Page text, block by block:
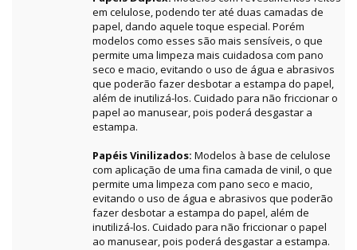
em celulose, podendo ter até duas camadas de
papel, dando aquele toque especial. Porém
modelos como esses são mais sensíveis, o que
permite uma limpeza mais cuidadosa com pano
seco e macio, evitando o uso de água e abrasivos
que poderão fazer desbotar a estampa do papel,
além de inutilizá-los. Cuidado para não friccionar o
papel ao manusear, pois poderá desgastar a
estampa.
Papéis Vinilizados: Modelos à base de celulose
com aplicação de uma fina camada de vinil, o que
permite uma limpeza com pano seco e macio,
evitando o uso de água e abrasivos que poderão
fazer desbotar a estampa do papel, além de
inutilizá-los. Cuidado para não friccionar o papel
ao manusear, pois poderá desgastar a estampa.